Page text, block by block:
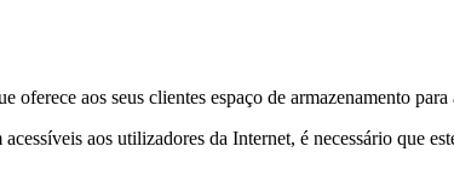
aos seus clientes espaço de armazenamento
aos utilizadores da Internet, é necessário que